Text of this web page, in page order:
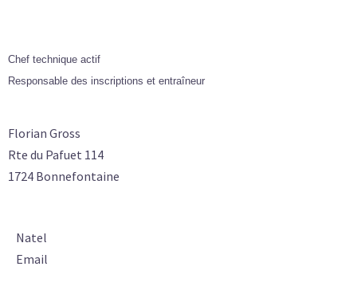
Chef technique actif
Responsable des inscriptions et entraîneur
Florian Gross
Rte du Pafuet 114
1724 Bonnefontaine
Natel
Email